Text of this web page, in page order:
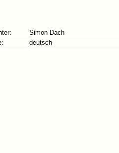
Simon Dach
deutsch